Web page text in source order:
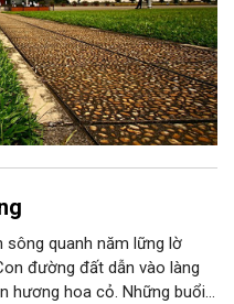
sông quanh năm lững lờ
đường đất dẫn vào làng
hương hoa cỏ. Những buổi